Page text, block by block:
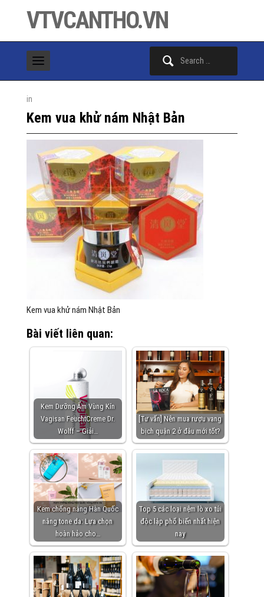
VTVCANTHO.VN
in
Kem vua khử nám Nhật Bản
Kem vua khử nám Nhật Bản
Bài viết liên quan:
Kem Dưỡng Ẩm Vùng Kín
Vagisan FeuchtCreme Dr.
Wolff – Giải…
[Tư vấn] Nên mua rượu vang
bịch quận 2 ở đâu mới tốt?
Kem chống nắng Hàn Quốc
nâng tone da: Lựa chọn
hoàn hảo cho…
Top 5 các loại nệm lò xo túi
độc lập phổ biến nhất hiện
nay